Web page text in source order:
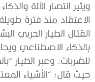
ويثير انتصار الآلة
الاعتقاد منذ فترة
القتال الطيار الحربي
بالذكاء الاصطناعي
للضربات. وعبر الطيار
حيث قال: “الأشياء